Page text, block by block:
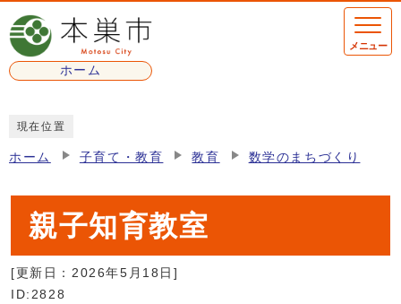
ページの先頭です
ホーム
メニュー
現在位置
ホーム 子育て・教育 教育 数学のまちづくり
親子知育教室
[更新日： 2026年5月18日 ]
ID:2828